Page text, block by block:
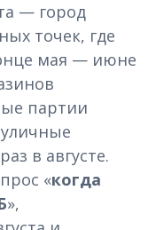
— город
точек, где
мая — июне
партии
в августе.
«когда
»,